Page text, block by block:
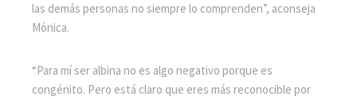
las demás personas no siempre lo comprenden”, aconseja
Mónica.
“Para mí ser albina no es algo negativo porque es
congénito. Pero está claro que eres más reconocible por